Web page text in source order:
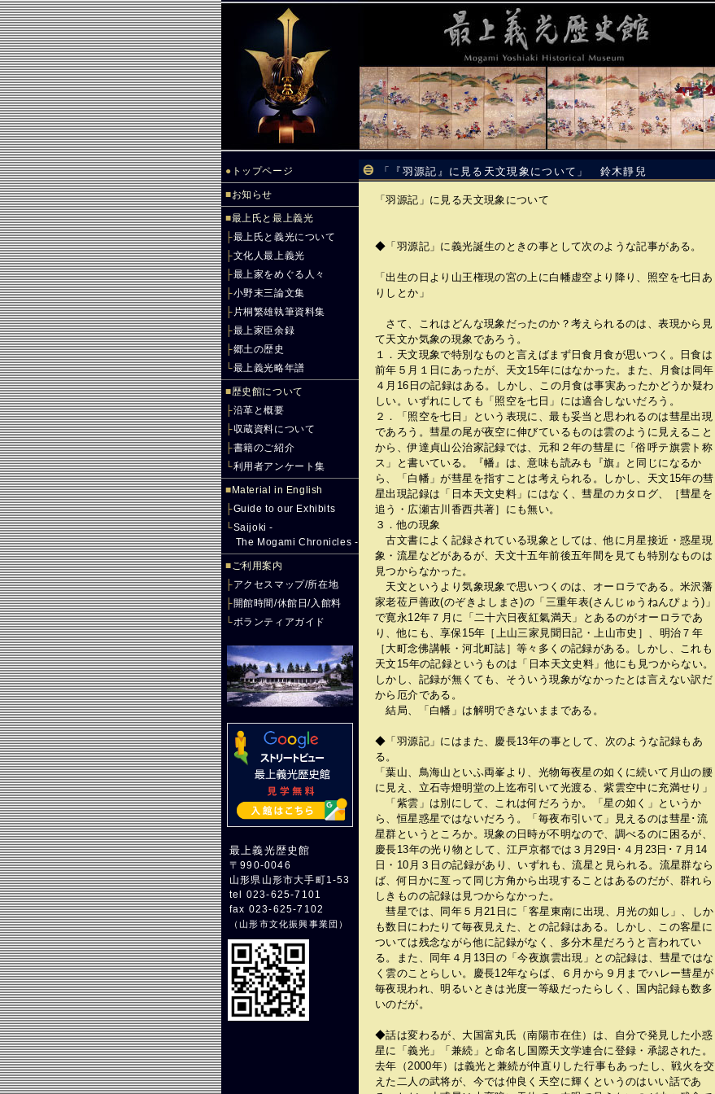
● トップページ
■お知らせ
■最上氏と最上義光
├最上氏と義光について
├文化人最上義光
├最上家をめぐる人々
├小野末三論文集
├ 片桐繁雄執筆資料集
├最上家臣余録
├郷土の歴史
└最上義光略年譜
■歴史館について
├沿革と概要
├収蔵資料について
├書籍のご紹介
└利用者アンケート集
■ Material in English
├Guide to our Exhibits
└Saijoki -
The Mogami Chronicles -
■ご利用案内
├アクセスマップ/所在地
├開館時間/休館日/入館料
└ボランティアガイド
最上義光歴史館
〒990-0046
山形県山形市大手町1-53
tel 023-625-7101
fax 023-625-7102
（山形市文化振興事業団 ）
「『羽源記』に見る天文現象について」 鈴木靜兒
「羽源記」に見る天文現象について
◆「羽源記」に義光誕生のときの事として次のような記事がある。
「出生の日より山王権現の宮の上に白幡虚空より降り、照空を七日あ
りしとか」
さて、これはどんな現象だったのか？考えられるのは、表現から見
て天文か気象の現象であろう。
１．天文現象で特別なものと言えばまず日食月食が思いつく。日食は
前年５月１日にあったが、天文15年にはなかった。また、月食は同年
４月16日の記録はある。しかし、この月食は事実あったかどうか疑わ
しい。いずれにしても「照空を七日」には適合しないだろう。
２．「照空を七日」という表現に、最も妥当と思われるのは彗星出現
であろう。彗星の尾が夜空に伸びているものは雲のように見えること
から、伊達貞山公治家記録では、元和２年の彗星に「俗呼テ旗雲ト称
ス」と書いている。『幡』は、意味も読みも『旗』と同じになるか
ら、「白幡」が彗星を指すことは考えられる。しかし、天文15年の彗
星出現記録は「日本天文史料」にはなく、彗星のカタログ、［彗星を
追う・広瀬古川香西共著］にも無い。
３．他の現象
古文書によく記録されている現象としては、他に月星接近・惑星現
象・流星などがあるが、天文十五年前後五年間を見ても特別なものは
見つからなかった。
天文というより気象現象で思いつくのは、オーロラである。米沢藩
家老莅戸善政(のぞきよしまさ)の「三重年表(さんじゅうねんぴょう)」
で寛永12年７月に「二十六日夜紅氣満天」とあるのがオーロラであ
り、他にも、享保15年［上山三家見聞日記・上山市史］、明治７年
［大町念佛講帳・河北町誌］等々多くの記録がある。しかし、これも
天文15年の記録というものは「日本天文史料」他にも見つからない。
しかし、記録が無くても、そういう現象がなかったとは言えない訳だ
から厄介である。
結局、「白幡」は解明できないままである。
◆「羽源記」にはまた、慶長13年の事として、次のような記録もあ
る。
「葉山、鳥海山といふ両峯より、光物毎夜星の如くに続いて月山の腰
に見え、立石寺燈明堂の上迄布引いて光渡る、紫雲空中に充満せり」
「紫雲」は別にして、これは何だろうか。「星の如く」というか
ら、恒星惑星ではないだろう。「毎夜布引いて」見えるのは彗星･流
星群というところか。現象の日時が不明なので、調べるのに困るが、
慶長13年の光り物として、江戸京都では３月29日･４月23日･７月14
日・10月３日の記録があり、いずれも、流星と見られる。流星群なら
ば、何日かに亙って同じ方角から出現することはあるのだが、群れら
しきものの記録は見つからなかった。
彗星では、同年５月21日に「客星東南に出現、月光の如し」、しか
も数日にわたりて毎夜見えた、との記録はある。しかし、この客星に
ついては残念ながら他に記録がなく、多分木星だろうと言われてい
る。また、同年４月13日の「今夜旗雲出現」との記録は、彗星ではな
く雲のことらしい。慶長12年ならば、６月から９月までハレー彗星が
毎夜現われ、明るいときは光度一等級だったらしく、国内記録も数多
いのだが。
◆話は変わるが、大国富丸氏（南陽市在住）は、自分で発見した小惑
星に「義光」「兼続」と命名し国際天文学連合に登録・承認された。
去年（2000年）は義光と兼続が仲直りした行事もあったし、戦火を交
えた二人の武将が、今では仲良く天空に輝くというのはいい話であ